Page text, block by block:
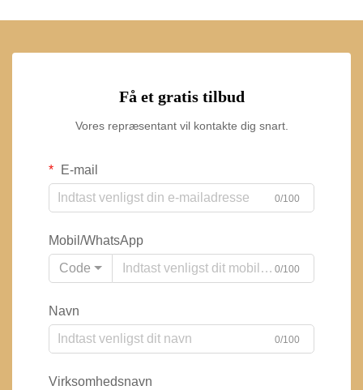
Få et gratis tilbud
Vores repræsentant vil kontakte dig snart.
E-mail
0/100
Mobil/WhatsApp
Code
0/100
Navn
0/100
Virksomhedsnavn